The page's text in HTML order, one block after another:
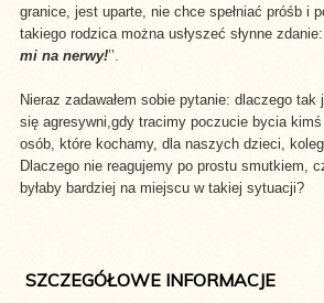
granice, jest uparte, nie chce spełniać próśb i
takiego rodzica można usłyszeć słynne
mi na nerwy!’’.
Nieraz zadawałem sobie pytanie: dlaczego
się agresywni,gdy tracimy poczucie bycia
osób, które kochamy, dla naszych dzieci,
Dlaczego nie reagujemy po prostu smutkiem,
byłaby bardziej na miejscu w takiej sytuacji?
SZCZEGÓŁOWE INFORMACJE